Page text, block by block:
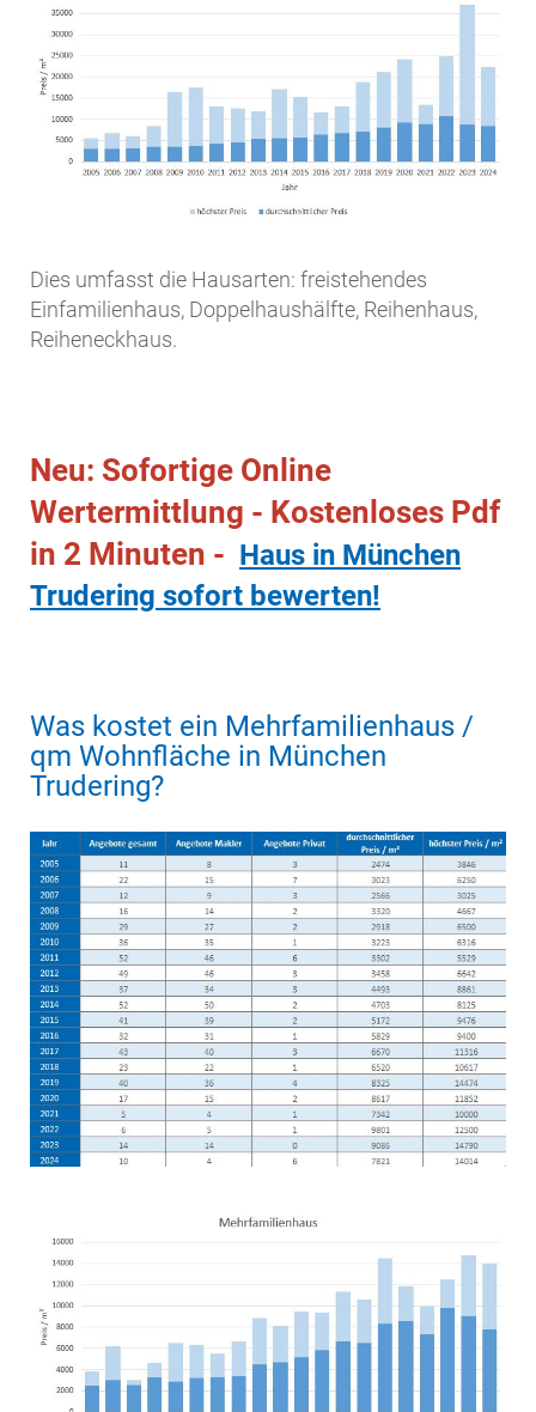
Dies umfasst die Hausarten: freistehendes
Einfamilienhaus, Doppelhaushälfte, Reihenhaus,
Reiheneckhaus.
Neu: Sofortige Online
Wertermittlung - Kostenloses Pdf
in 2 Minuten - Haus in München
Trudering sofort bewerten!
Was kostet ein Mehrfamilienhaus /
qm Wohnfläche in München
Trudering?